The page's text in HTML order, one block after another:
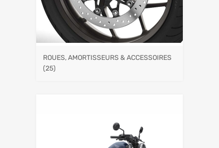
ROUES, AMORTISSEURS & ACCESSOIRES
(25)